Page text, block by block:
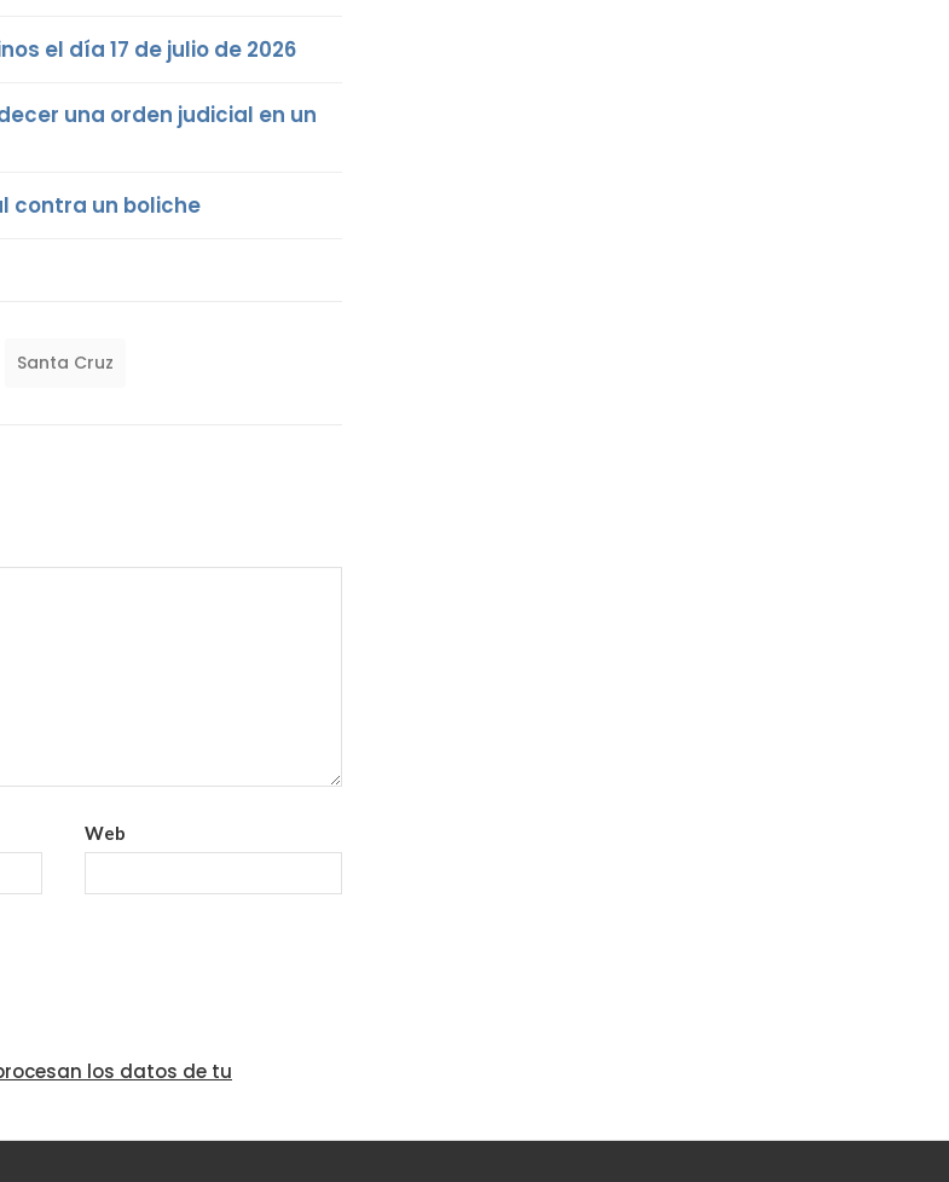
el día 17 de julio de 2026
una orden judicial en un
contra un boliche
Santa Cruz
Web
los datos de tu